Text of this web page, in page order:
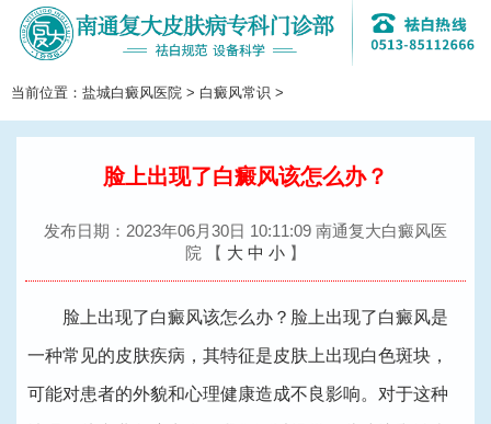
当前位置： 盐城白癜风医院 > 白癜风常识 >
换
导
脸上出现了白癜风该怎么办？
发布日期：2023年06月30日 10:11:09 南通复大白癜风医
院
【 大 中 小 】
脸上出现了白癜风该怎么办？脸上出现了白癜风是
一种常见的皮肤疾病，其特征是皮肤上出现白色斑块，
可能对患者的外貌和心理健康造成不良影响。对于这种